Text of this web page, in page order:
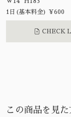
1日(基本料金) ¥600
CHECK
この商品を見